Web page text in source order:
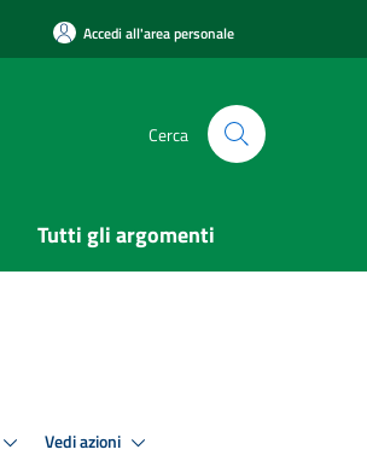
Accedi all'area personale
Cerca
Tutti gli argomenti
Vedi azioni